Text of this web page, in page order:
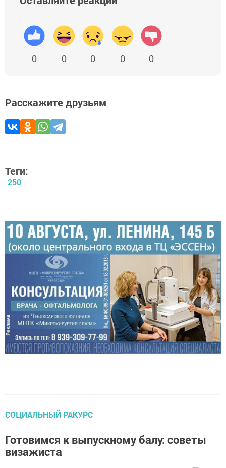
0 0 0 0 0
Расскажите друзьям
Теги:
250
СОЦИАЛЬНЫЙ РАКУРС
Готовимся к выпускному балу: советы
визажиста